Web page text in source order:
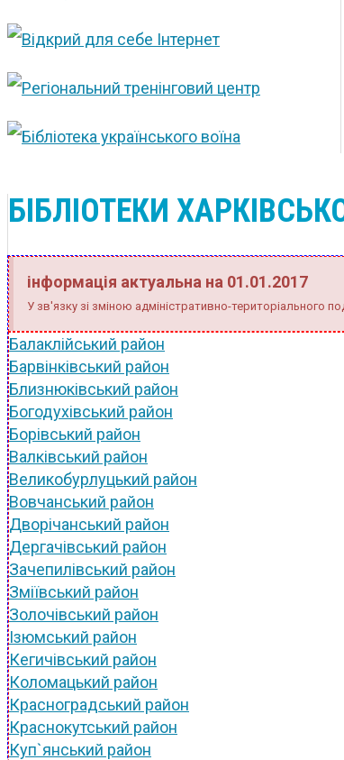
БІБЛІОТЕКИ
інформація актуальна на 01.01.2017
У зв'язку зі зміною адміністративно-територіального
Балаклійський район
Барвінківський район
Близнюківський район
Богодухівський район
Борівський район
Валківський район
Великобурлуцький район
Вовчанський район
Дворічанський район
Дергачівський район
Зачепилівський район
Зміївський район
Золочівський район
Ізюмський район
Кегичівський район
Коломацький район
Красноградський район
Краснокутський район
Куп`янський район